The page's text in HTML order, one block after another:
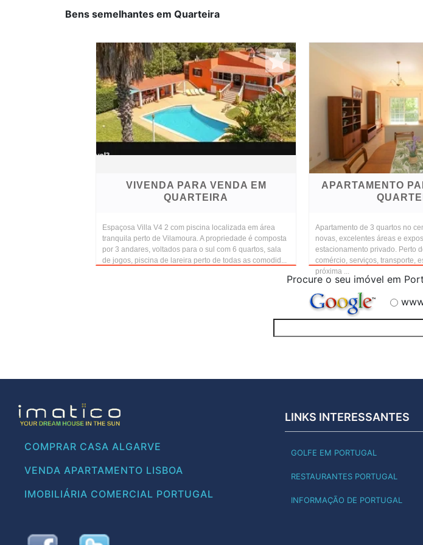
Bens semelhantes em Quarteira
VIVENDA PARA VENDA EM
QUARTEIRA
Espaçosa Villa V4 2 com piscina localizada em área
tranquila perto de Vilamoura. A propriedade é composta
por 3 andares, voltados para o sul com 6 quartos, sala
de jogos, piscina de lareira perto de todas as comodid...
APARTAMENTO
Apartamento de 3 quartos no
novas, excelentes áreas e
estacionamento privado. Perto
comércio, serviços, transporte,
próxima ...
Procure o seu imóvel em
COMPRAR CASA ALGARVE
VENDA APARTAMENTO LISBOA
IMOBILIÁRIA COMERCIAL PORTUGAL
LINKS INTERESSANTES
GOLFE EM PORTUGAL
RESTAURANTES PORTUGAL
INFORMAÇÃO DE PORTUGAL